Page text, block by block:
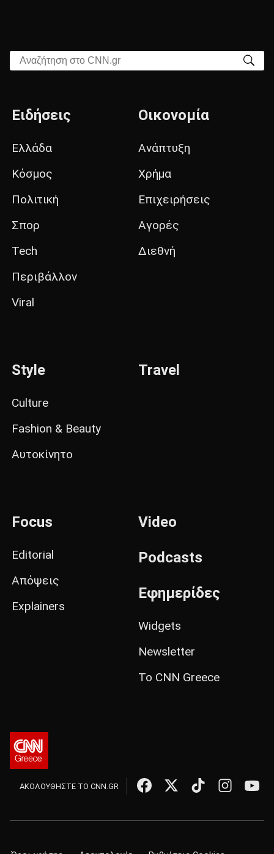
Αναζήτηση στο CNN.gr
Ειδήσεις
Ελλάδα
Κόσμος
Πολιτική
Σπορ
Tech
Περιβάλλον
Viral
Οικονομία
Ανάπτυξη
Χρήμα
Επιχειρήσεις
Αγορές
Διεθνή
Style
Culture
Fashion & Beauty
Αυτοκίνητο
Travel
Focus
Editorial
Απόψεις
Explainers
Video
Podcasts
Εφημερίδες
Widgets
Newsletter
Το CNN Greece
ΑΚΟΛΟΥΘΗΣΤΕ ΤΟ CNN.GR